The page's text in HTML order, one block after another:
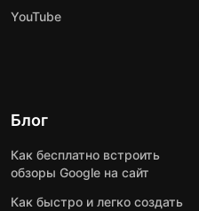
YouTube
Блог
Как бесплатно встроить
обзоры Google на сайт
Как быстро и легко создать